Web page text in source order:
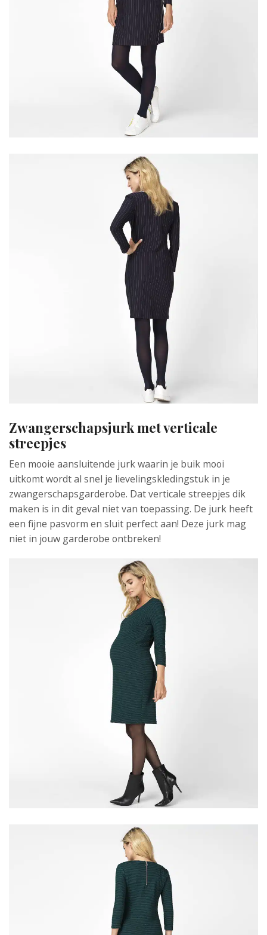
Zwangerschapsjurk met verticale
streepjes
Een mooie aansluitende jurk waarin je buik mooi
uitkomt wordt al snel je lievelingskledingstuk in je
zwangerschapsgarderobe. Dat verticale streepjes dik
maken is in dit geval niet van toepassing. De jurk heeft
een fijne pasvorm en sluit perfect aan! Deze jurk mag
niet in jouw garderobe ontbreken!